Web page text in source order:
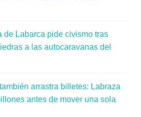
de Labarca pide civismo tras
a las autocaravanas del
también arrastra billetes: Labraza
antes de mover una sola